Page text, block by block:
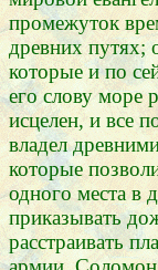
промежуток
древних путях;
которые и по
его слову море
исцелен, и все
владел
которые
одного места в
приказывать
расстраивать